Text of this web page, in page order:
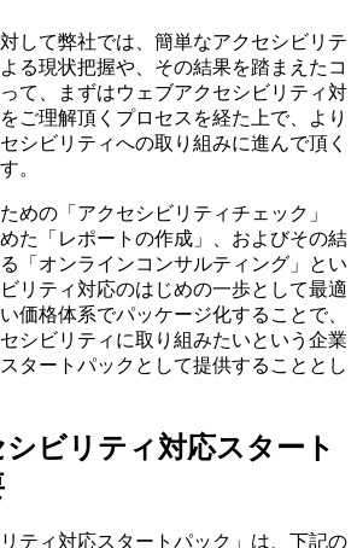
して弊社では、簡単なアクセシビリテ
る現状把握や、その結果を踏まえたコ
て、まずはウェブアクセシビリティ対
ご理解頂くプロセスを経た上で、より
シビリティへの取り組みに進んで頂く
。
めの「アクセシビリティチェック」
た「レポートの作成」、およびその結
「オンラインコンサルティング」とい
リティ対応のはじめの一歩として最適
価格体系でパッケージ化することで、
シビリティに取り組みたいという企業
タートパックとして提供することとし
ビリティ対応スタート
ティ対応スタートパック」は、下記の